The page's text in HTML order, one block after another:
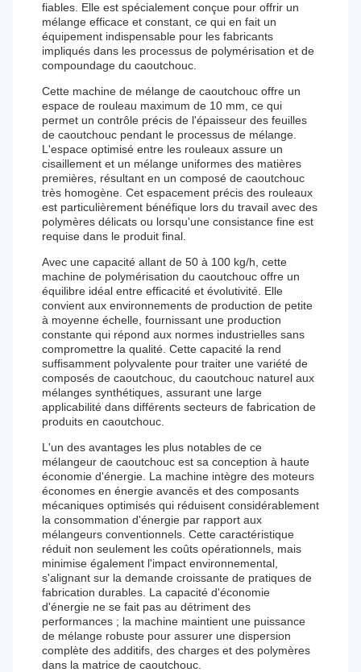
fiables. Elle est spécialement conçue pour offrir un
mélange efficace et constant, ce qui en fait un
équipement indispensable pour les fabricants
impliqués dans les processus de polymérisation et de
compoundage du caoutchouc.
Cette machine de mélange de caoutchouc offre un
espace de rouleau maximum de 10 mm, ce qui
permet un contrôle précis de l'épaisseur des feuilles
de caoutchouc pendant le processus de mélange.
L'espace optimisé entre les rouleaux assure un
cisaillement et un mélange uniformes des matières
premières, résultant en un composé de caoutchouc
très homogène. Cet espacement précis des rouleaux
est particulièrement bénéfique lors du travail avec des
polymères délicats ou lorsqu'une consistance fine est
requise dans le produit final.
Avec une capacité allant de 50 à 100 kg/h, cette
machine de polymérisation du caoutchouc offre un
équilibre idéal entre efficacité et évolutivité. Elle
convient aux environnements de production de petite
à moyenne échelle, fournissant une production
constante qui répond aux normes industrielles sans
compromettre la qualité. Cette capacité la rend
suffisamment polyvalente pour traiter une variété de
composés de caoutchouc, du caoutchouc naturel aux
mélanges synthétiques, assurant une large
applicabilité dans différents secteurs de fabrication de
produits en caoutchouc.
L'un des avantages les plus notables de ce
mélangeur de caoutchouc est sa conception à haute
économie d'énergie. La machine intègre des moteurs
économes en énergie avancés et des composants
mécaniques optimisés qui réduisent considérablement
la consommation d'énergie par rapport aux
mélangeurs conventionnels. Cette caractéristique
réduit non seulement les coûts opérationnels, mais
minimise également l'impact environnemental,
s'alignant sur la demande croissante de pratiques de
fabrication durables. La capacité d'économie
d'énergie ne se fait pas au détriment des
performances ; la machine maintient une puissance
de mélange robuste pour assurer une dispersion
complète des additifs, des charges et des polymères
dans la matrice de caoutchouc.